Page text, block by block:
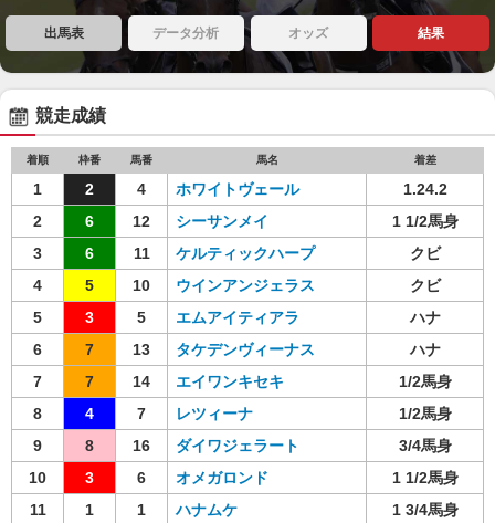
出馬表 データ分析 オッズ 結果
競走成績
着順 枠番 馬番 馬名 着差
1 2 4 ホワイトヴェール
1.24.2
2
6 12 シーサンメイ
1 1/2馬身
3
6 11 ケルティックハープ
クビ
4
5 10 ウインアンジェラス
クビ
5
3 5 エムアイティアラ
ハナ
6
7 13 タケデンヴィーナス
ハナ
7
7 14 エイワンキセキ
1/2馬身
8
4 7 レツィーナ
1/2馬身
9
8 16 ダイワジェラート
3/4馬身
10
3 6 オメガロンド
1 1/2馬身
11
1 1 ハナムケ
1 3/4馬身